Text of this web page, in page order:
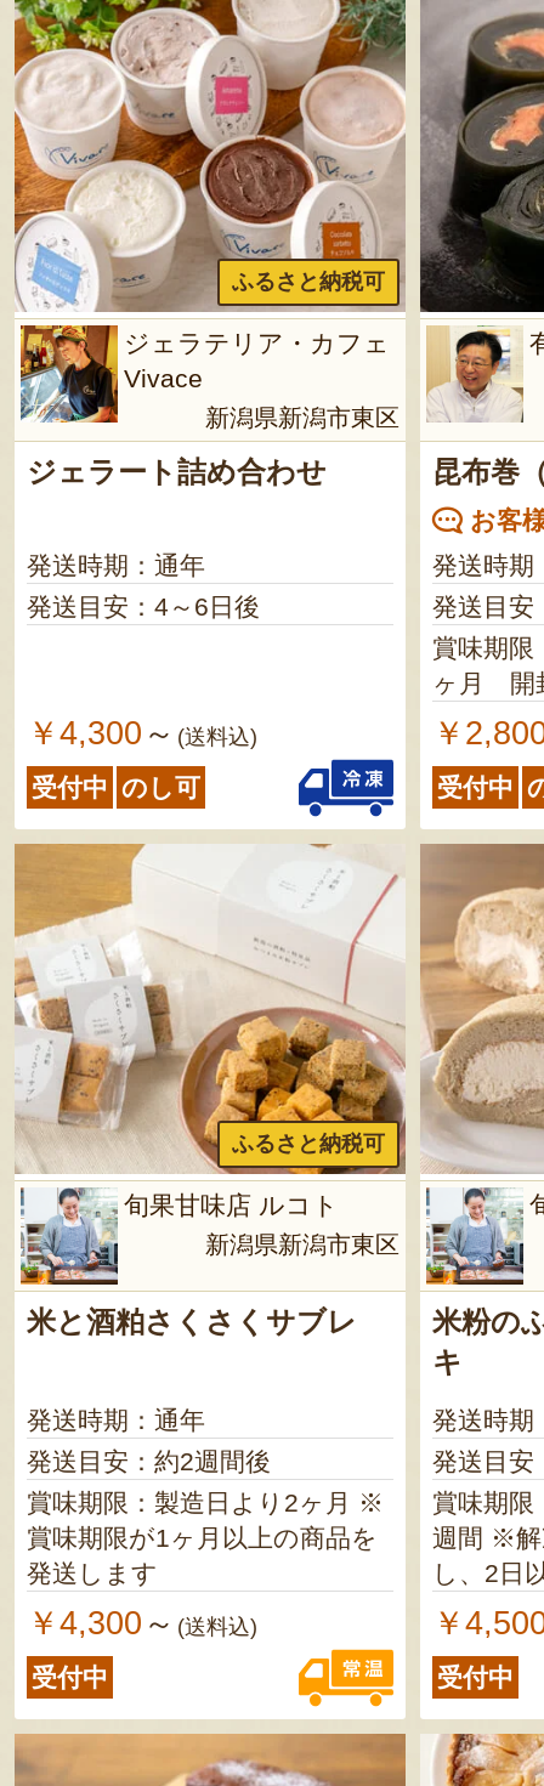
ふるさと納税可
ジェラテリア・カフェ
Vivace
新潟県新潟市東区
ジェラート詰め合わせ
発送時期：通年
発送目安：4～6日後
￥4,300 ～ (送料込)
受付中 のし可
昆布巻
お客
発送時期
発送目安
賞味期限
ヶ月 開
￥
受付中
ふるさと納税可
旬果甘味店 ルコト
新潟県新潟市東区
米と酒粕さくさくサブレ
発送時期：通年
発送目安：約2週間後
賞味期限：製造日より2ヶ月 ※
賞味期限が1ヶ月以上の商品を
発送します
￥4,300 ～ (送料込)
受付中
米粉の
キ
発送時期
発送目安
賞味期限
週間 ※解凍後は冷蔵庫で保存
し、2日
ださい
￥
受付中